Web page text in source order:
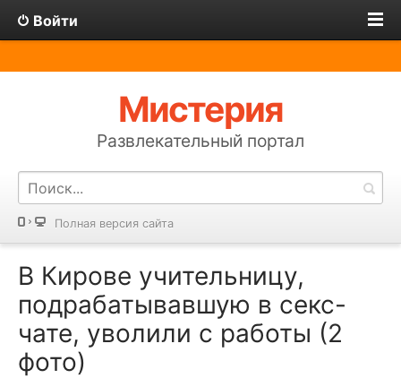
Войти
Мистерия
Развлекательный портал
Полная версия сайта
В Кирове учительницу,
подрабатывавшую в секс-
чате, уволили с работы (2
фото)